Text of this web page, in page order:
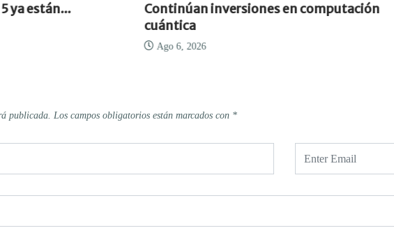
ya están...
Continúan inversiones en computación
cuántica
Ago 6, 2026
publicada. Los campos obligatorios están marcados con *